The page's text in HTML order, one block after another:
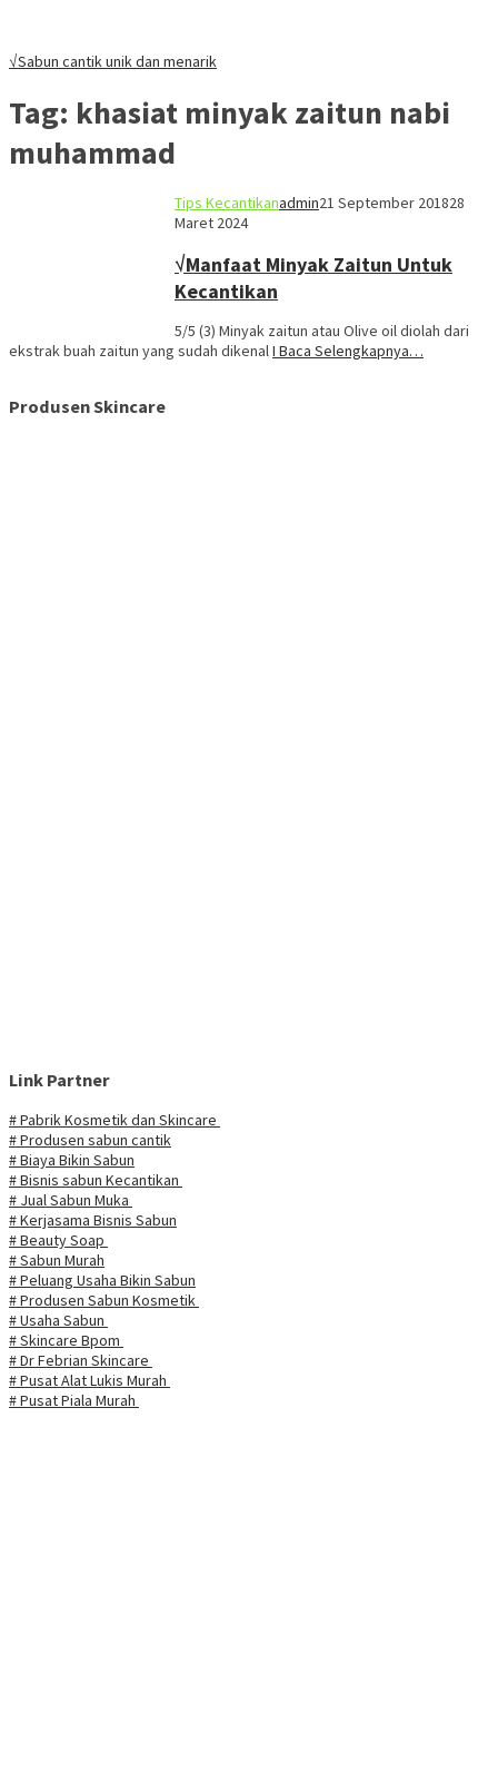
√Sabun cantik unik dan menarik
Tag: khasiat minyak zaitun nabi
muhammad
Tips Kecantikanadmin21 September 201828
Maret 2024
√Manfaat Minyak Zaitun Untuk
Kecantikan
5/5 (3) Minyak zaitun atau Olive oil diolah dari
ekstrak buah zaitun yang sudah dikenalI Baca Selengkapnya…
Produsen Skincare
Link Partner
# Pabrik Kosmetik dan Skincare
# Produsen sabun cantik
# Biaya Bikin Sabun
# Bisnis sabun Kecantikan
# Jual Sabun Muka
# Kerjasama Bisnis Sabun
# Beauty Soap
# Sabun Murah
# Peluang Usaha Bikin Sabun
# Produsen Sabun Kosmetik
# Usaha Sabun
# Skincare Bpom
# Dr Febrian Skincare
# Pusat Alat Lukis Murah
# Pusat Piala Murah